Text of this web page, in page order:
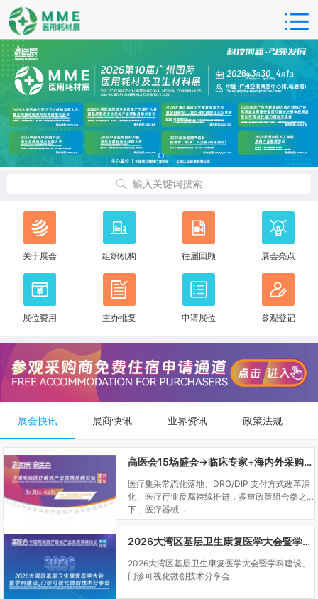
输入关键词搜索
关于展会 组织机构 往届回顾 展会亮点
展位费用 主办批复 申请展位 参观登记
展会快讯 展商快讯 业界资讯 政策法规
高医会15场盛会→临床专家+海内外采购商双向对接
医疗集采常态化落地、DRG/DIP 支付方式改革深
化、医疗行业反腐持续推进，多重政策组合拳之
下，医疗器械...
2026大湾区基层卫生康复医学大会暨学科建设、门诊可视化微创技术分享会
2026大湾区基层卫生康复医学大会暨学科建设、
门诊可视化微创技术分享会